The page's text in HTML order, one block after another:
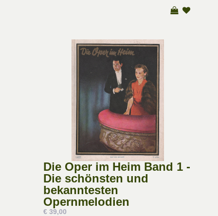
Die Oper im Heim Band 1 -
Die schönsten und
bekanntesten
Opernmelodien
€ 39,00